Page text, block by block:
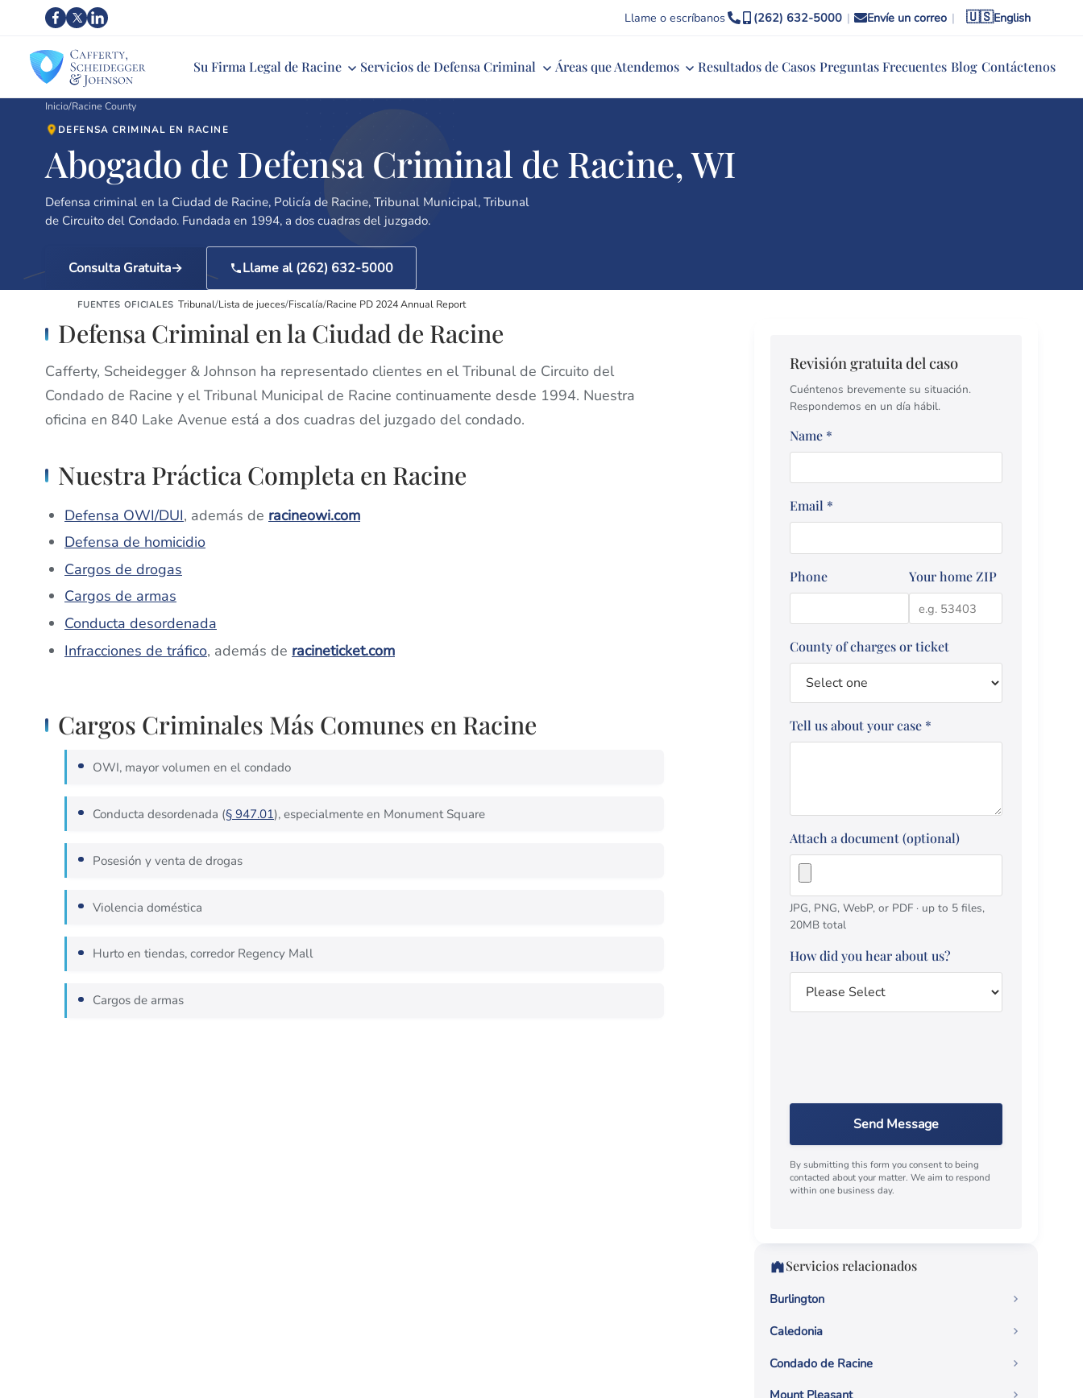
Llame o escríbanos (262) 632-5000 | Envíe un correo | 🇺🇸English
Su Firma Legal de Racine Servicios de Defensa Criminal Áreas que Atendemos Resultados de Casos Preguntas Frecuentes Blog Contáctenos
Inicio/Racine County
DEFENSA CRIMINAL EN RACINE
Abogado de Defensa Criminal de Racine, WI
Defensa criminal en la Ciudad de Racine, Policía de Racine, Tribunal Municipal, Tribunal
de Circuito del Condado. Fundada en 1994, a dos cuadras del juzgado.
Consulta Gratuita Llame al (262) 632-5000
FUENTES OFICIALES Tribunal/Lista de jueces/Fiscalía/Racine PD 2024 Annual Report
Defensa Criminal en la Ciudad de Racine
Cafferty, Scheidegger & Johnson ha representado clientes en el Tribunal de Circuito del
Condado de Racine y el Tribunal Municipal de Racine continuamente desde 1994. Nuestra
oficina en 840 Lake Avenue está a dos cuadras del juzgado del condado.
Nuestra Práctica Completa en Racine
Defensa OWI/DUI, además de racineowi.com
Defensa de homicidio
Cargos de drogas
Cargos de armas
Conducta desordenada
Infracciones de tráfico, además de racineticket.com
Cargos Criminales Más Comunes en Racine
OWI, mayor volumen en el condado
Conducta desordenada (§ 947.01), especialmente en Monument Square
Posesión y venta de drogas
Violencia doméstica
Hurto en tiendas, corredor Regency Mall
Cargos de armas
Revisión gratuita del caso
Cuéntenos brevemente su situación.
Respondemos en un día hábil.
Name *
Email *
Phone Your home ZIP
County of charges or ticket
Tell us about your case *
Attach a document (optional)
JPG, PNG, WebP, or PDF · up to 5 files,
20MB total
How did you hear about us?
Send Message
By submitting this form you consent to being
contacted about your matter. We aim to respond
within one business day.
Servicios relacionados
Burlington
Caledonia
Condado de Racine